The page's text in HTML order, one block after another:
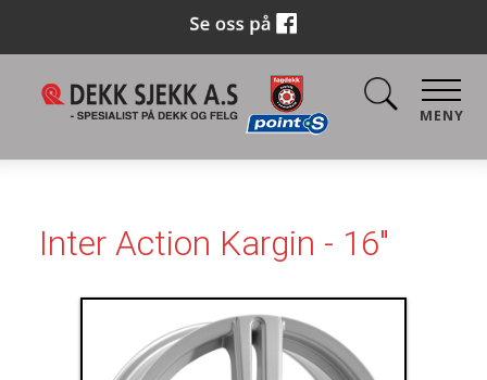
MENY
Inter Action Kargin - 16"